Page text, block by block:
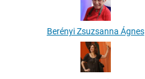
Berényi Zsuzsanna Ágnes